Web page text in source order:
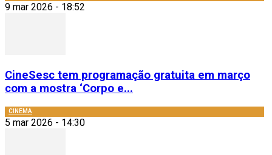
9 mar 2026 - 18:52
CineSesc tem programação gratuita em março
com a mostra ‘Corpo e...
CINEMA
5 mar 2026 - 14:30